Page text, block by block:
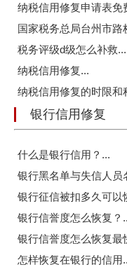
纳税信用修复申请表免
国家税务总局台州市路
税务评级d级怎么补救...
纳税信用修复...
纳税信用修复的时限和
银行信用修复
什么是银行信用？...
银行黑名单与失信人员
银行征信被扣多久可以
银行信誉度怎么恢复？
银行信誉度怎么恢复最
怎样恢复在银行的信用